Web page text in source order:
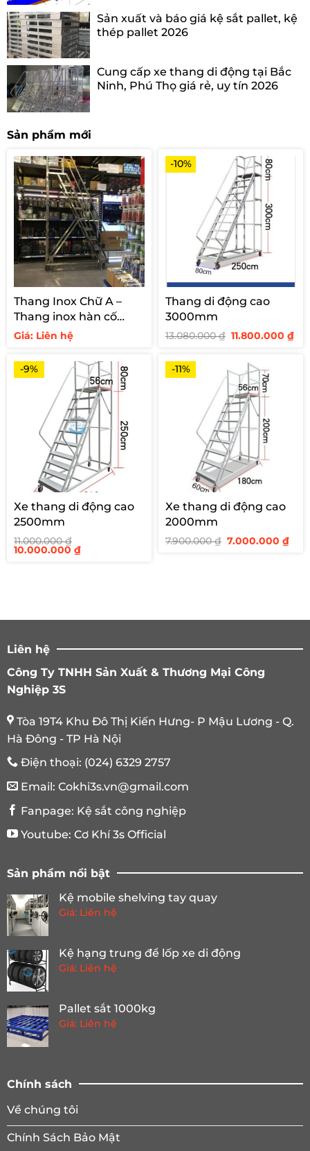
Sản xuất và báo giá kệ sắt pallet, kệ
thép pallet 2026
Cung cấp xe thang di động tại Bắc
Ninh, Phú Thọ giá rẻ, uy tín 2026
Sản phẩm mới
Thang Inox Chữ A –
Thang inox hàn cố
định cho siêu thị
Giá: Liên hệ
-10%
Thang di động cao
3000mm
13.080.000₫ Giá
13.080.000 ₫.
11.800.000₫Giá
-9%
Xe thang di động cao
2500mm
11.000.000₫
Giá
10.000.000 ₫Giá
-11%
Xe thang di động cao
2000mm
7.900.000₫ Giá
7.000.000₫Giá
Liên hệ
Công Ty TNHH Sản Xuất & Thương Mại Công
Nghiệp 3S
Tòa 19T4 Khu Đô Thị Kiến Hưng- P Mậu Lương - Q.
Hà Đông - TP Hà Nội
Điện thoại: (024) 6329 2757
Email: Cokhi3s.vn@gmail.com
Fanpage: Kệ sắt công nghiệp
Youtube: Cơ Khí 3s Official
Sản phẩm nổi bật
Kệ mobile shelving tay quay
Giá: Liên hệ
Kệ hạng trung để lốp xe di động
Giá: Liên hệ
Pallet sắt 1000kg
Giá: Liên hệ
Chính sách
Về chúng tôi
Chính Sách Bảo Mật